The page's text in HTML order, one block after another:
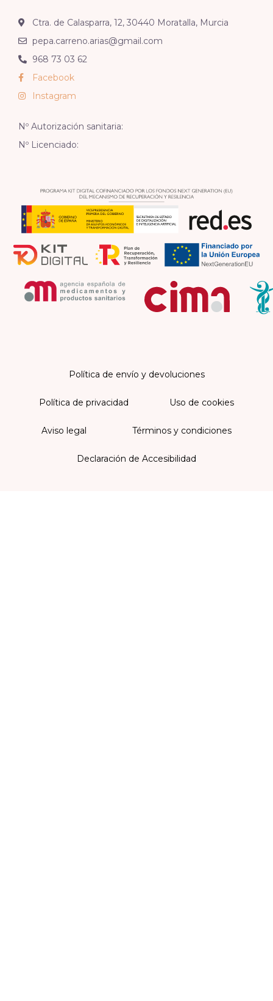
Ctra. de Calasparra, 12, 30440 Moratalla, Murcia
pepa.carreno.arias@gmail.com
968 73 03 62
Facebook
Instagram
Nº Autorización sanitaria:
Nº Licenciado:
Política de envío y devoluciones
Política de privacidad Uso de cookies
Aviso legal Términos y condiciones
Declaración de Accesibilidad